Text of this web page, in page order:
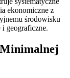
ekonomiczne z
środowisku
geograficzne.